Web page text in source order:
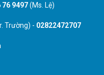
76 9497(Ms. Lệ)
Trường) - 02822472707